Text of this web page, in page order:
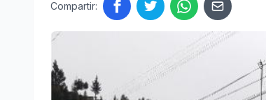
Compartir: